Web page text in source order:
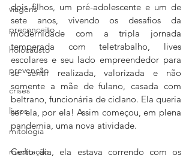
viagens
preconceito
holocausto
prevenção
crises
livros
mitologia
meditação
dois filhos, um pré-adolescente e um de
sete anos, vivendo os desafios da
modernidade com a tripla jornada
temperada com teletrabalho, lives
escolares e seu lado empreendedor para
se sentir realizada, valorizada e não
somente a mãe de fulano, casada com
beltrano, funcionária de ciclano. Ela queria
ser ela, por ela! Assim começou, em plena
pandemia, uma nova atividade.
Certo dia, ela estava correndo com os